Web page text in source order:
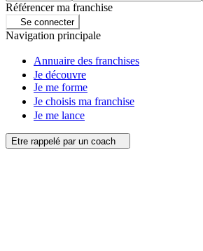
Référencer ma franchise
Se connecter
Navigation principale
Annuaire des franchises
Je découvre
Je me forme
Je choisis ma franchise
Je me lance
Etre rappelé par un coach